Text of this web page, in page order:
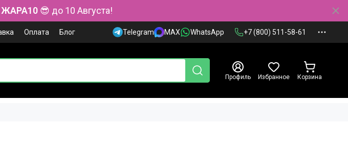
ЖАРА10😎 до 10 Августа!
Оплата Блог Telegram MAX WhatsApp +7 (800) 511-58-61
Профиль Избранное Корзина